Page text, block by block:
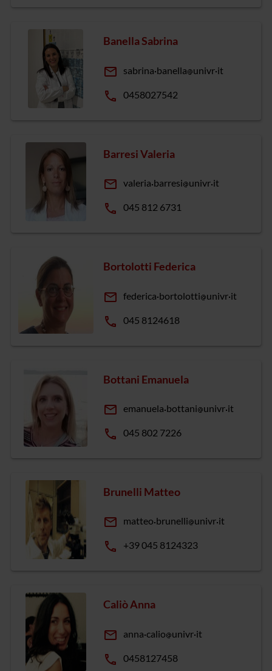
Banella Sabrina
email sabrina banella univr it
phone 0458027542
Barresi Valeria
email valeria barresi univr it
phone 045 812 6731
Bortolotti Federica
email federica bortolotti univr it
phone 045 8124618
Bottani Emanuela
email emanuela bottani univr it
phone 045 802 7226
Brunelli Matteo
email matteo brunelli univr it
phone +39 045 8124323
Caliò Anna
email anna calio univr it
phone 0458127458